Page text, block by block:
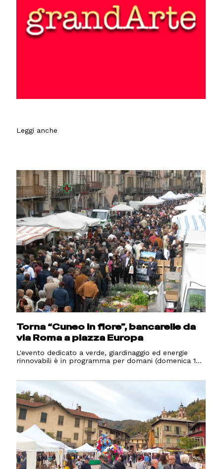
Leggi anche
Torna “Cuneo in fiore”, bancarelle da
via Roma a piazza Europa
L'evento dedicato a verde, giardinaggio ed energie
rinnovabili è in programma per domani (domenica 1...